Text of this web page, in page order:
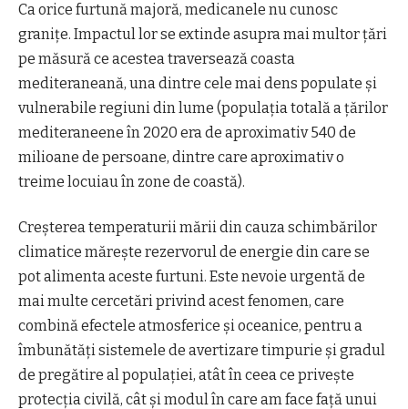
Ca orice furtună majoră, medicanele nu cunosc
granițe. Impactul lor se extinde asupra mai multor țări
pe măsură ce acestea traversează coasta
mediteraneană, una dintre cele mai dens populate și
vulnerabile regiuni din lume (populația totală a țărilor
mediteraneene în 2020 era de aproximativ 540 de
milioane de persoane, dintre care aproximativ o
treime locuiau în zone de coastă).
Creșterea temperaturii mării din cauza schimbărilor
climatice mărește rezervorul de energie din care se
pot alimenta aceste furtuni. Este nevoie urgentă de
mai multe cercetări privind acest fenomen, care
combină efectele atmosferice și oceanice, pentru a
îmbunătăți sistemele de avertizare timpurie și gradul
de pregătire al populației, atât în ceea ce privește
protecția civilă, cât și modul în care am face față unui